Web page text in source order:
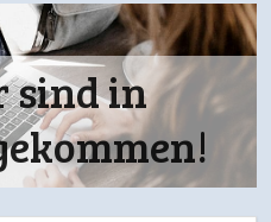
sind in